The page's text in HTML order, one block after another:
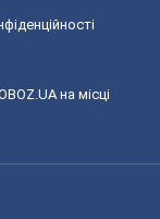
на місці